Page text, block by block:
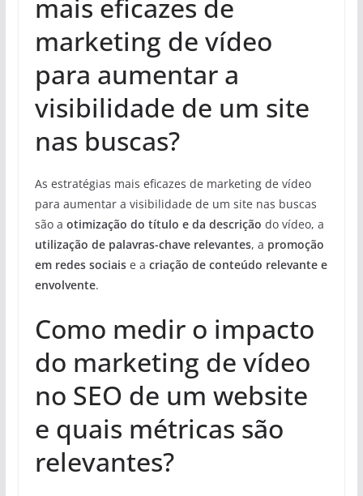
mais eficazes de
marketing de vídeo
para aumentar a
visibilidade de um site
nas buscas?
As estratégias mais eficazes de marketing de vídeo
para aumentar a visibilidade de um site nas buscas
são a otimização do título e da descrição do vídeo, a
utilização de palavras-chave relevantes, a promoção
em redes sociaise a criação de conteúdo relevante e
envolvente.
Como medir o impacto
do marketing de vídeo
no SEO de um website
e quais métricas são
relevantes?